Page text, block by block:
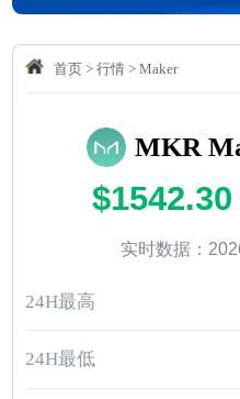
首页> 行情> Maker
MKR
$1542.30
实时数据：
24H最高
24H最低